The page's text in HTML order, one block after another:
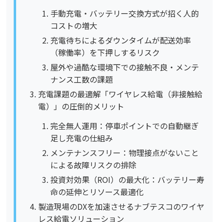
手動充電・バッテリー交換方式が招く人的
コストの増大
充電待ちによるダウンタイムが配送効率
（稼働率）を下押しするリスク
屋外や過酷な環境下での接触不良・メンテ
ナンス工数の課題
充電課題の最適解「ワイヤレス給電（非接触給
電）」の圧倒的メリット
完全無人運用：停車ポイントでの自動継ぎ
足し充電の仕組み
メンテナンスフリー：物理接点がないこと
による故障リスクの排除
投資対効果（ROI）の最大化：バッテリー寿
命の延伸とリソース最適化
製造現場のDXを加速させるナブテスコのワイヤ
レス給電ソリューション